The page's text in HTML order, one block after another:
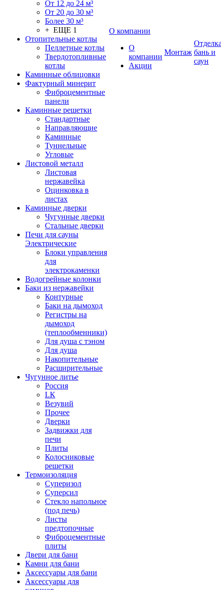
От 12 до 24 м³
От 20 до 30 м³
Более 30 м³
+ ЕЩЕ 1
Отопительные котлы
Пеллетные котлы
Твердотопливные
котлы
Каминные облицовки
Фактурный минерит
Фиброцементные
панели
Каминные решетки
Стандартные
Направляющие
Каминные
Туннельные
Угловые
Листовой металл
Листовая
нержавейка
Оцинковка в
листах
Каминные дверки
Чугунные дверки
Стальные дверки
Печи для сауны
Электрические
Блоки управления
для
электрокаменки
Водогрейные колонки
Баки из нержавейки
Контурные
Баки на дымоход
Регистры на
дымоход
(теплообменники)
Для душа с тэном
Для душа
Накопительные
Расширительные
Чугунное литье
Россия
LК
Везувий
Прочее
Дверки
Задвижки для
печи
Плиты
Колосниковые
решетки
Термоизоляция
Суперизол
Суперсил
Стекло напольное
(под печь)
Листы
предтопочные
Фиброцементные
плиты
Двери для бани
Камни для бани
Аксессуары для бани
Аксессуары для
О компании
О
компании
Акции
Монтаж бань и
саун